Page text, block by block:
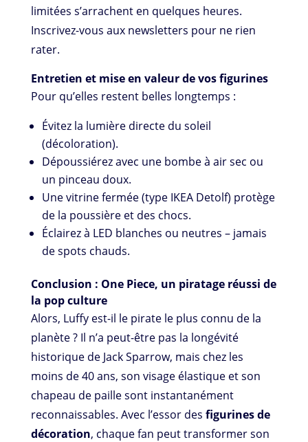
limitées s’arrachent en quelques heures.
Inscrivez-vous aux newsletters pour ne rien
rater.
Entretien et mise en valeur de vos figurines
Pour qu’elles restent belles longtemps :
Évitez la lumière directe du soleil
(décoloration).
Dépoussiérez avec une bombe à air sec ou
un pinceau doux.
Une vitrine fermée (type IKEA Detolf) protège
de la poussière et des chocs.
Éclairez à LED blanches ou neutres – jamais
de spots chauds.
Conclusion : One Piece, un piratage réussi de
la pop culture
Alors, Luffy est-il le pirate le plus connu de la
planète ? Il n’a peut-être pas la longévité
historique de Jack Sparrow, mais chez les
moins de 40 ans, son visage élastique et son
chapeau de paille sont instantanément
reconnaissables. Avec l’essor des figurines de
décoration, chaque fan peut transformer son